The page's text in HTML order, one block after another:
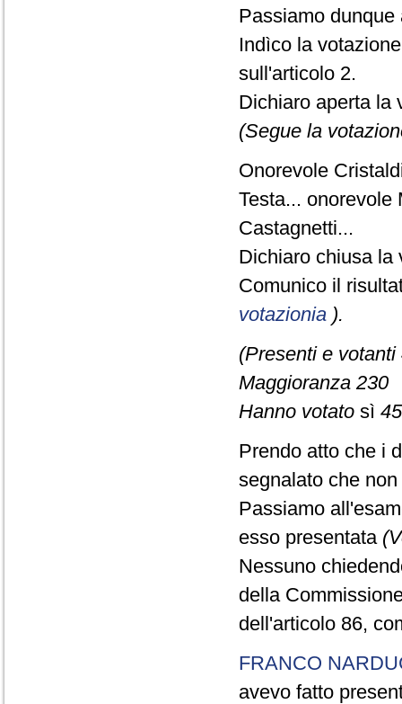
Passiamo dunque
Indìco la
sull'articolo 2.
Dichiaro aperta la
(Segue la
Onorevole
Testa... onorevole
Castagnetti...
Dichiaro chiusa la
Comunico il
votazionia ).
(Presenti e votanti
Maggioranza 230
Hanno votato sì
Prendo atto che i
segnalato che
Passiamo
esso presentata
Nessuno
della
dell'articolo 86,
FRANCO
avevo fatto